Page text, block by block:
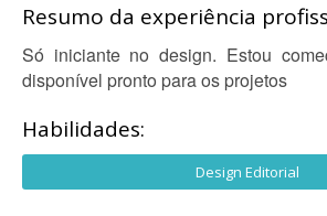
Resumo da experiência
Só iniciante no design. Estou
disponível pronto para os projetos
Habilidades:
Design Editorial